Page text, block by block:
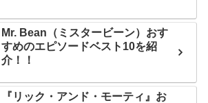
Mr. Bean（ミスタービーン）おす
すめのエピソードベスト10を紹
介！！
『リック・アンド・モーティ』お